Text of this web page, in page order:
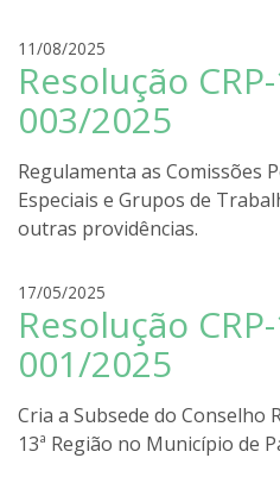
11/08/2025
o
d
r
g
o
l
a
Resolução
003/2025
Regulamenta as Comissões
Especiais e Grupos de
outras providências.
17/05/2025
o
d
r
g
o
Resolução
001/2025
Cria a Subsede do Conselho
13ª Região no Município de